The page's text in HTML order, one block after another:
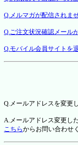
Q.メルマガが配信されませ
Q.ご注文状況確認メール
Q.モバイル会員サイトを
Q.メールアドレスを変更
A.メールアドレス変更し
こちらからお問い合わせ